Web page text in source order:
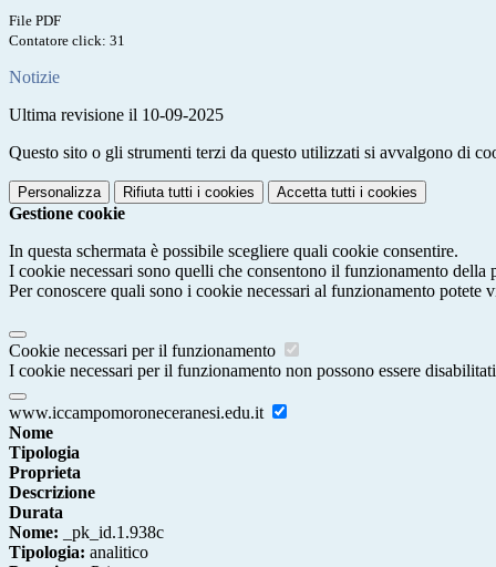
File PDF
Contatore click: 31
Notizie
Ultima revisione il 10-09-2025
Questo sito o gli strumenti terzi da questo utilizzati si avvalgono di
Personalizza Rifiuta tutti i cookies Accetta tutti i cookies
Gestione cookie
In questa schermata è possibile scegliere quali cookie consentire.
I cookie necessari sono quelli che consentono il funzionamento
Per conoscere quali sono i cookie necessari al funzionamento potete
Cookie necessari per il funzionamento
I cookie necessari per il funzionamento non possono essere
www.iccampomoroneceranesi.edu.it
Nome
Tipologia
Proprieta
Descrizione
Durata
Nome: _pk_id.1.938c
Tipologia: analitico